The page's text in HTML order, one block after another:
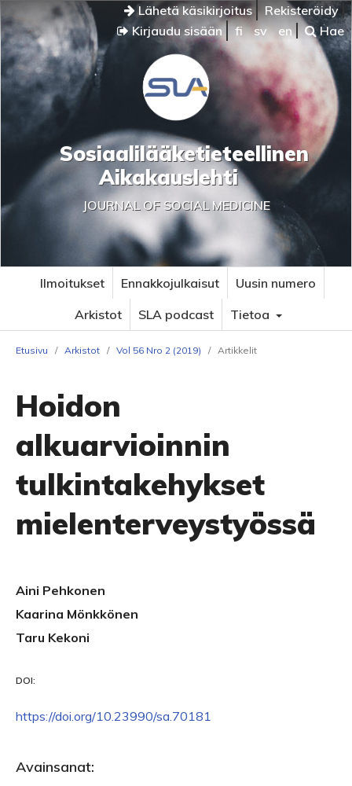
Lähetä käsikirjoitus
Rekisteröidy
Kirjaudu sisään
fi sv en Hae
Sosiaalilääketieteellinen
Aikakauslehti
JOURNAL OF SOCIAL MEDICINE
Ilmoitukset Ennakkojulkaisut
Uusin numero
Arkistot
SLA podcast Tietoa
Etusivu / Arkistot / Vol 56 Nro 2 (2019) / Artikkelit
Hoidon
alkuarvioinnin
tulkintakehykset
mielenterveystyössä
Aini Pehkonen
Kaarina Mönkkönen
Taru Kekoni
DOI:
https://doi.org/10.23990/sa.70181
Avainsanat: